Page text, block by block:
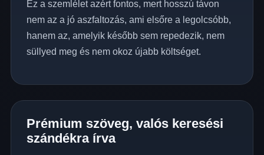
Ez a szemlélet azért fontos, mert hosszú távon
nem az a jó aszfaltozás, ami elsőre a legolcsóbb,
hanem az, amelyik később sem repedezik, nem
süllyed meg és nem okoz újabb költséget.
Prémium szöveg, valós keresési
szándékra írva